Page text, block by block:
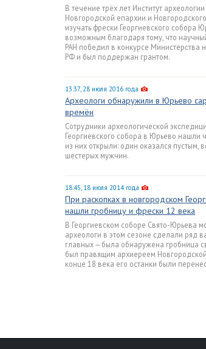
В течение трёх лет Институт
Новгородской епархии и
изучать фрески Георгиевского собора
возможным благодаря тому, что
РАН победил в конкурсе Министерства
РФ и был поддержан грантом.
13:37, 28 июля 2016 года
Археологи обнаружили в Юрьево
времён
Сотрудники археологической
Георгиевского собора в Юрьево нашли
из них открыли: один оказался пустым,
шестерых мужчин.
18:45, 18 июля 2014 года
При раскопках в новгородском
нашли гробницу и фрески 12 века
В Георгиевском соборе Свято-Юрьева
археологи в этом сезоне сделали ряд
главных — была обнаружена гробница
был правящим архиереем
конце 18 века его останки были